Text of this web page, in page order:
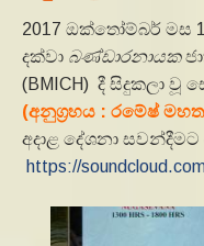
2017 ඔක්තෝම්බර් මස
දක්වා බණ්ඩාරනායක
(BMICH) දී සිදුකලා වූ
(අනුග්‍රහය : රමේෂ්
අදාළ දේශනා
https://